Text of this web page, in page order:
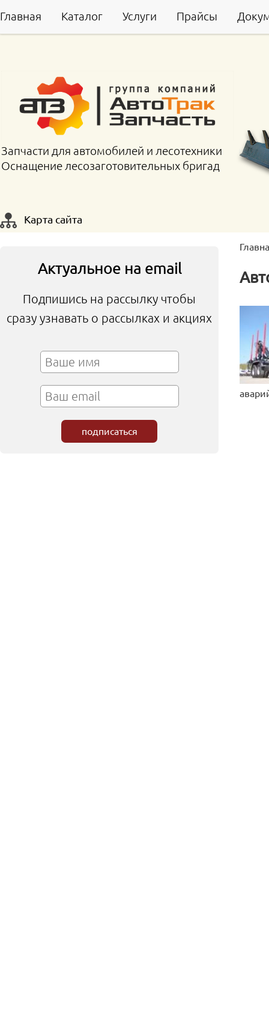
Главная Каталог Услуги Прайсы
Запчасти для автомобилей и лесотехники
Оснащение лесозаготовительных бригад
Карта сайта
Актуальное на email
Подпишись на рассылку чтобы
сразу узнавать о рассылках и акциях